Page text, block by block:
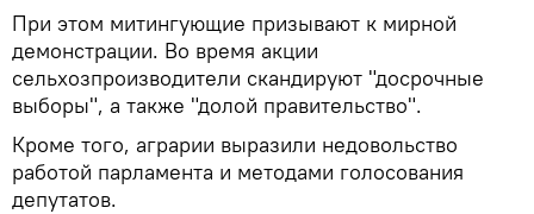
При этом митингующие призывают к мирной
демонстрации. Во время акции
сельхозпроизводители скандируют "досрочные
выборы", а также "долой правительство".
Кроме того, аграрии выразили недовольство
работой парламента и методами голосования
депутатов.